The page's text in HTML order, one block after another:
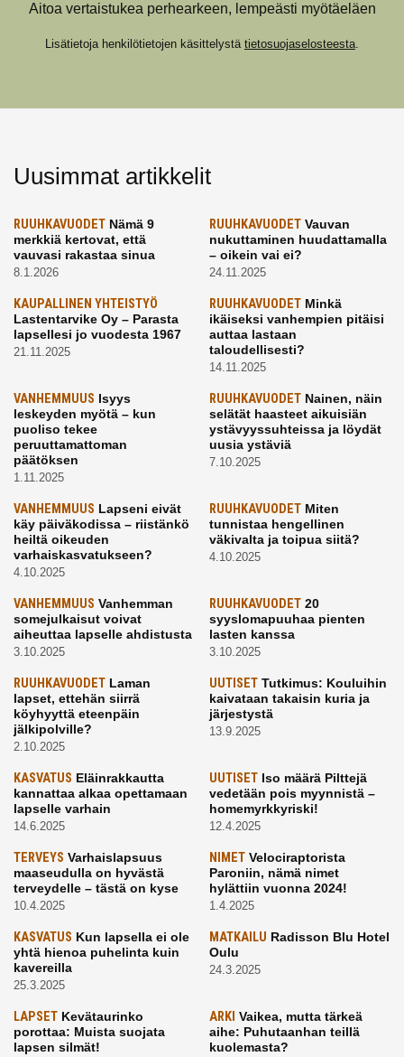
Aitoa vertaistukea perhearkeen, lempeästi myötäeläen
Lisätietoja henkilötietojen käsittelystä tietosuojaselosteesta.
Uusimmat artikkelit
RUUHKAVUODET Nämä 9
merkkiä kertovat, että
vauvasi rakastaa sinua
8.1.2026
RUUHKAVUODETVauvan
nukuttaminen huudattamalla
– oikein vai ei?
24.11.2025
KAUPALLINEN YHTEISTYÖ
Lastentarvike Oy – Parasta
lapsellesi jo vuodesta 1967
21.11.2025
RUUHKAVUODETMinkä
ikäiseksi vanhempien pitäisi
auttaa lastaan
taloudellisesti?
14.11.2025
VANHEMMUUS Isyys
leskeyden myötä – kun
puoliso tekee
peruuttamattoman
päätöksen
1.11.2025
RUUHKAVUODETNainen, näin
selätät haasteet aikuisiän
ystävyyssuhteissa ja löydät
uusia ystäviä
7.10.2025
VANHEMMUUS Lapseni eivät
käy päiväkodissa – riistänkö
heiltä oikeuden
varhaiskasvatukseen?
4.10.2025
RUUHKAVUODETMiten
tunnistaa hengellinen
väkivalta ja toipua siitä?
4.10.2025
VANHEMMUUS Vanhemman
somejulkaisut voivat
aiheuttaa lapselle ahdistusta
3.10.2025
RUUHKAVUODET20
syyslomapuuhaa pienten
lasten kanssa
3.10.2025
RUUHKAVUODET Laman
lapset, ettehän siirrä
köyhyyttä eteenpäin
jälkipolville?
2.10.2025
UUTISETTutkimus: Kouluihin
kaivataan takaisin kuria ja
järjestystä
13.9.2025
KASVATUS Eläinrakkautta
kannattaa alkaa opettamaan
lapselle varhain
14.6.2025
UUTISETIso määrä Pilttejä
vedetään pois myynnistä –
homemyrkkyriski!
12.4.2025
TERVEYS Varhaislapsuus
maaseudulla on hyvästä
terveydelle – tästä on kyse
10.4.2025
NIMETVelociraptorista
Paroniin, nämä nimet
hylättiin vuonna 2024!
1.4.2025
KASVATUS Kun lapsella ei ole
yhtä hienoa puhelinta kuin
kavereilla
25.3.2025
MATKAILU Radisson Blu Hotel
Oulu
24.3.2025
LAPSET Kevätaurinko
porottaa: Muista suojata
lapsen silmät!
ARKI Vaikea, mutta tärkeä
aihe: Puhutaanhan teillä
kuolemasta?